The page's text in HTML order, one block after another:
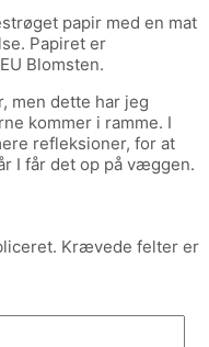
papir med en mat
Papiret er
Blomsten.
men dette har jeg
kommer i ramme. I
refleksioner, for at
I får det op på væggen.
Krævede felter er